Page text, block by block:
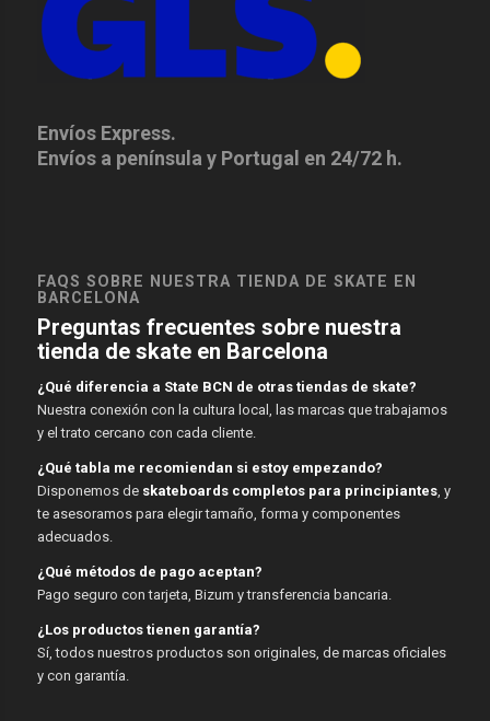
Envíos Express.
Envíos a península y Portugal en 24/72 h.
FAQS SOBRE NUESTRA TIENDA DE SKATE EN
BARCELONA
Preguntas frecuentes sobre nuestra
tienda de skate en Barcelona
¿Qué diferencia a State BCN de otras tiendas de skate?
Nuestra conexión con la cultura local, las marcas que trabajamos
y el trato cercano con cada cliente.
¿Qué tabla me recomiendan si estoy empezando?
Disponemos de skateboards completos para principiantes, y
te asesoramos para elegir tamaño, forma y componentes
adecuados.
¿Qué métodos de pago aceptan?
Pago seguro con tarjeta, Bizum y transferencia bancaria.
¿Los productos tienen garantía?
Sí, todos nuestros productos son originales, de marcas oficiales
y con garantía.